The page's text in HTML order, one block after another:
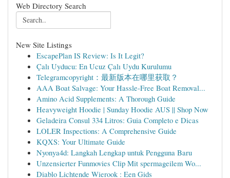
Web Directory Search
New Site Listings
EscapePlan IS Review: Is It Legit?
Çalı Uyducu: En Ucuz Çalı Uydu Kurulumu
Telegramcopyright：最新版本在哪里获取？
AAA Boat Salvage: Your Hassle-Free Boat Removal...
Amino Acid Supplements: A Thorough Guide
Heavyweight Hoodie | Sunday Hoodie AUS || Shop Now
Geladeira Consul 334 Litros: Guia Completo e Dicas
LOLER Inspections: A Comprehensive Guide
KQXS: Your Ultimate Guide
Nyonya4d: Langkah Lengkap untuk Pengguna Baru
Unzensierter Funmovies Clip Mit spermageilem Wo...
Diablo Lichtende Wierook : Een Gids